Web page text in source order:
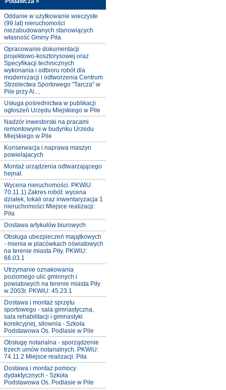
Oddanie w użytkowanie wieczyste
(99 lat) nieruchomości
niezabudowanych stanowiących
własność Gminy Piła.
Opracowanie dokumentacji
projektowo-kosztorysowej oraz
Specyfikacji technicznych
wykonania i odbioru robót dla
modernizacji i odtworzenia Centrum
Strzelectwa Sportowego "Tarcza" w
Pile przy Al....
Usługa pośrednictwa w publikacji
ogłoszeń Urzędu Miejskiego w Pile
Nadzór inwestorski na pracami
remontowymi w budynku Urzedu
Miejskiego w Pile
Konserwacja i naprawa maszyn
powielajacych
Montaż urządzenia odtwarzającego
hejnał.
Wycena nieruchomości. PKWiU:
70.11.1) Zakres robót: wycena
działek, lokali oraz inwentaryzacja 1
nieruchomości Miejsce realizacji:
Piła
Dostawa artykułów biurowych
Obsługa ubezpieczeń majątkowych
- mienia w placówkach oświatowych
na terenie miasta Piły. PKWiU:
66.03.1
Utrzymanie oznakowania
poziomego ulic gminnych i
powiatowych na terenie miasta Piły
w 2003r. PKWiU: 45.23.1
Dostawa i montaż sprzętu
sportowego - sala gimnastyczna,
sala rehabilitacji i gimnastyki
korekcyjnej, siłownia - Szkoła
Podstawowa Os. Podlasie w Pile
Obsługę notarialna - sporządzenie
trzech umów notarialnych. PKWiU:
74.11.2 Miejsce realizacji: Piła
Dostawa i montaż pomocy
dydaktycznych - Szkoła
Podstawowa Os. Podlasie w Pile